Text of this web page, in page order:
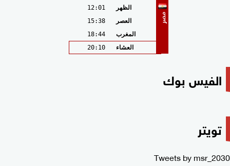
مصر
الظهر
12:01
العصر
15:38
المغرب
18:44
العشاء
20:10
الفيس بوك
تويتر
Tweets by msr_2030